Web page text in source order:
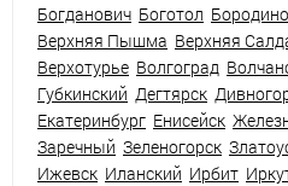
Богданович Боготол Бородино
Верхняя Пышма Верхняя
Верхотурье Волгоград
Губкинский Дегтярск
Екатеринбург Енисейск
Заречный Зеленогорск
Ижевск Иланский Ирбит